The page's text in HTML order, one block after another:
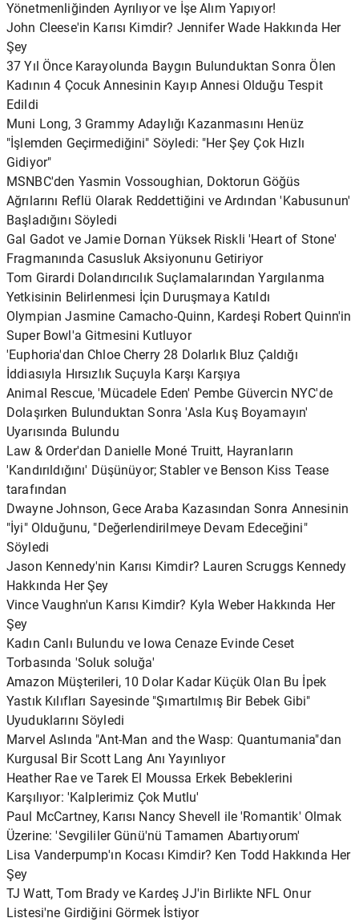
Yönetmenliğinden Ayrılıyor ve İşe Alım Yapıyor!
John Cleese'in Karısı Kimdir? Jennifer Wade Hakkında Her
Şey
37 Yıl Önce Karayolunda Baygın Bulunduktan Sonra Ölen
Kadının 4 Çocuk Annesinin Kayıp Annesi Olduğu Tespit
Edildi
Muni Long, 3 Grammy Adaylığı Kazanmasını Henüz
"İşlemden Geçirmediğini" Söyledi: "Her Şey Çok Hızlı
Gidiyor"
MSNBC'den Yasmin Vossoughian, Doktorun Göğüs
Ağrılarını Reflü Olarak Reddettiğini ve Ardından 'Kabusunun'
Başladığını Söyledi
Gal Gadot ve Jamie Dornan Yüksek Riskli 'Heart of Stone'
Fragmanında Casusluk Aksiyonunu Getiriyor
Tom Girardi Dolandırıcılık Suçlamalarından Yargılanma
Yetkisinin Belirlenmesi İçin Duruşmaya Katıldı
Olympian Jasmine Camacho-Quinn, Kardeşi Robert Quinn'in
Super Bowl'a Gitmesini Kutluyor
'Euphoria'dan Chloe Cherry 28 Dolarlık Bluz Çaldığı
İddiasıyla Hırsızlık Suçuyla Karşı Karşıya
Animal Rescue, 'Mücadele Eden' Pembe Güvercin NYC'de
Dolaşırken Bulunduktan Sonra 'Asla Kuş Boyamayın'
Uyarısında Bulundu
Law & Order'dan Danielle Moné Truitt, Hayranların
'Kandırıldığını' Düşünüyor; Stabler ve Benson Kiss Tease
tarafından
Dwayne Johnson, Gece Araba Kazasından Sonra Annesinin
"İyi" Olduğunu, "Değerlendirilmeye Devam Edeceğini"
Söyledi
Jason Kennedy'nin Karısı Kimdir? Lauren Scruggs Kennedy
Hakkında Her Şey
Vince Vaughn'un Karısı Kimdir? Kyla Weber Hakkında Her
Şey
Kadın Canlı Bulundu ve Iowa Cenaze Evinde Ceset
Torbasında 'Soluk soluğa'
Amazon Müşterileri, 10 Dolar Kadar Küçük Olan Bu İpek
Yastık Kılıfları Sayesinde "Şımartılmış Bir Bebek Gibi"
Uyuduklarını Söyledi
Marvel Aslında "Ant-Man and the Wasp: Quantumania"dan
Kurgusal Bir Scott Lang Anı Yayınlıyor
Heather Rae ve Tarek El Moussa Erkek Bebeklerini
Karşılıyor: 'Kalplerimiz Çok Mutlu'
Paul McCartney, Karısı Nancy Shevell ile 'Romantik' Olmak
Üzerine: 'Sevgililer Günü'nü Tamamen Abartıyorum'
Lisa Vanderpump'ın Kocası Kimdir? Ken Todd Hakkında Her
Şey
TJ Watt, Tom Brady ve Kardeş JJ'in Birlikte NFL Onur
Listesi'ne Girdiğini Görmek İstiyor